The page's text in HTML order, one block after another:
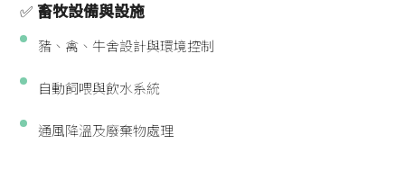
✅ 畜牧設備與設施
豬、禽、牛舍設計與環境控制
自動飼喂與飲水系統
通風降溫及廢棄物處理